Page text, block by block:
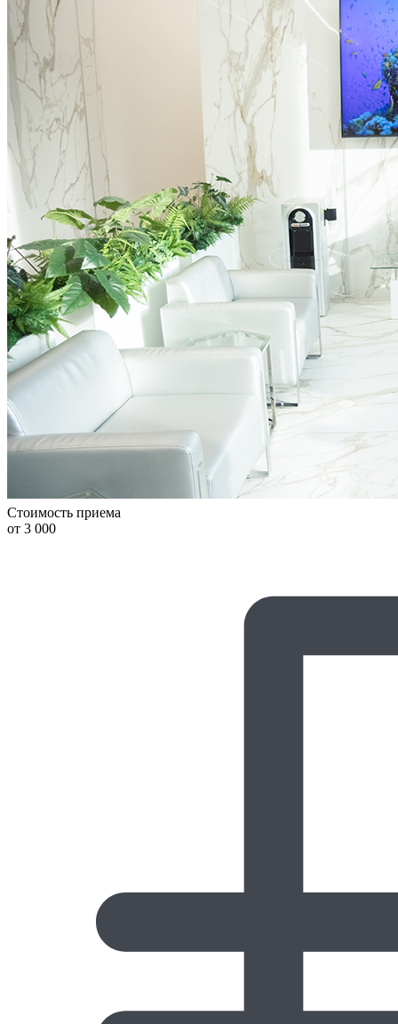
Стоимость приема
от 3 000